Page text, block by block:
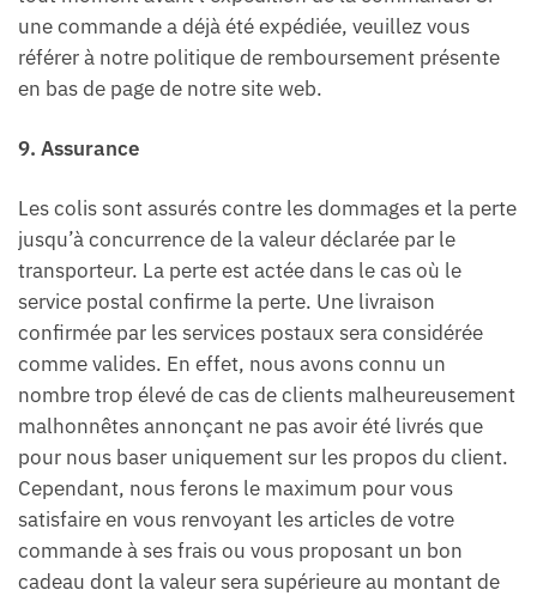
une commande a déjà été expédiée, veuillez vous
référer à notre politique de remboursement présente
en bas de page de notre site web.
9. Assurance
Les colis sont assurés contre les dommages et la perte
jusqu’à concurrence de la valeur déclarée par le
transporteur. La perte est actée dans le cas où le
service postal confirme la perte. Une livraison
confirmée par les services postaux sera considérée
comme valides. En effet, nous avons connu un
nombre trop élevé de cas de clients malheureusement
malhonnêtes annonçant ne pas avoir été livrés que
pour nous baser uniquement sur les propos du client.
Cependant, nous ferons le maximum pour vous
satisfaire en vous renvoyant les articles de votre
commande à ses frais ou vous proposant un bon
cadeau dont la valeur sera supérieure au montant de